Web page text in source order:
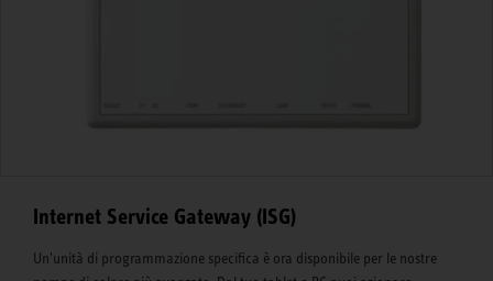
Internet Service Gateway (ISG)
Un'unità di programmazione specifica è ora disponibile per le nostre